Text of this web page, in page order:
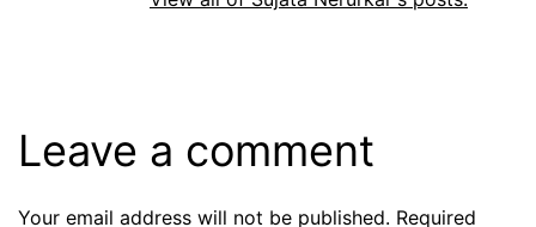
Leave a comment
Your email address will not be published. Required